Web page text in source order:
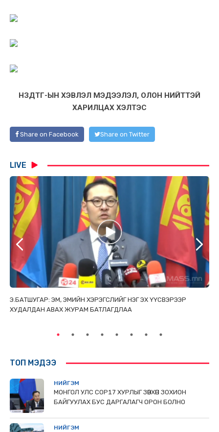
НЗДТГ-ЫН ХЭВЛЭЛ МЭДЭЭЛЭЛ, ОЛОН НИЙТТЭЙ
ХАРИЛЦАХ ХЭЛТЭС
Share on Facebook Share on Twitter
LIVE
Э.БАТШУГАР: ЭМ, ЭМИЙН ХЭРЭГСЛИЙГ НЭГ ЭХ ҮҮСВЭРЭЭР
ХУДАЛДАН АВАХ ЖУРАМ БАТЛАГДЛАА
ТОП МЭДЭЭ
НИЙГЭМ
МОНГОЛ УЛС СОР17 ХУРЛЫГ ЗӨВХӨН ЗОХИОН
БАЙГУУЛАХ БУС ДАРГАЛАГЧ ОРОН БОЛНО
НИЙГЭМ